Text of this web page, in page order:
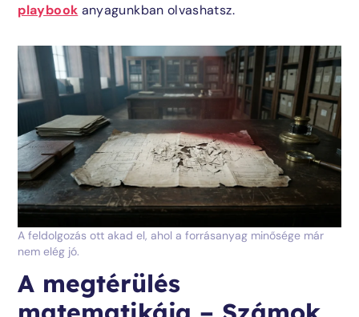
playbook anyagunkban olvashatsz.
A feldolgozás ott akad el, ahol a forrásanyag minősége már
nem elég jó.
A megtérülés